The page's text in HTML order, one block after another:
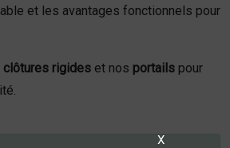
et les avantages fonctionnels pour
clôtures rigides et nos portails pour
X